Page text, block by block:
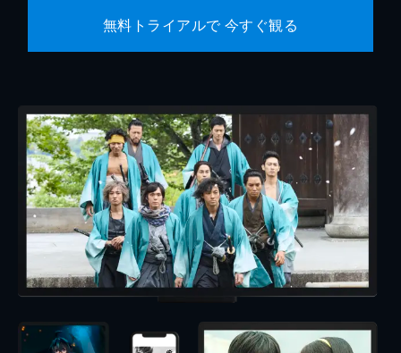
無料トライアルで 今すぐ観る